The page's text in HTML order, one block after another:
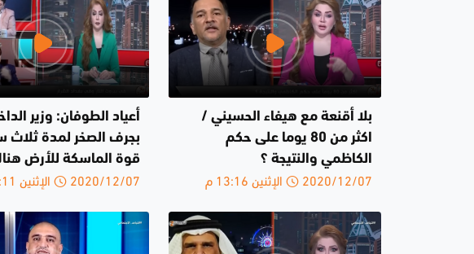
بلا أقنعة مع هيفاء الحسيني /
اكثر من 80 يوما على حكم
الكاظمي والنتيجة ؟
2020/12/07 الإثنين 13:16 م
أعياد الطوفان: وزير
بجرف الصخر لمدة ثلاث
قوة الماسكة للأرض
2020/12/07 الإثنين 13:11 م